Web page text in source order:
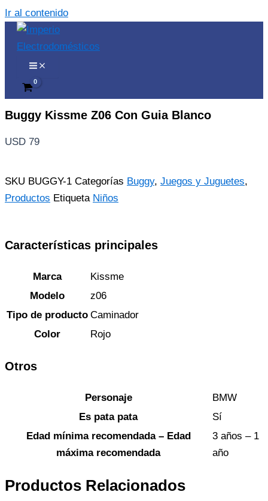
Ir al contenido
Buggy Kissme Z06 Con Guia Blanco
USD 79
SKU BUGGY-1 Categorías Buggy, Juegos y Juguetes,
Productos Etiqueta Niños
Características principales
Marca
Kissme
Modelo
z06
Tipo de producto Caminador
Color
Rojo
Otros
Personaje
BMW
Es pata pata
Sí
Edad mínima recomendada – Edad
máxima recomendada
3 años – 1
año
Productos Relacionados